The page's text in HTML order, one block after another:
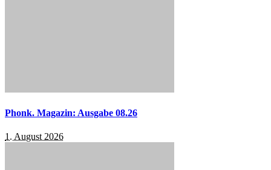
Phonk. Magazin: Ausgabe 08.26
1. August 2026